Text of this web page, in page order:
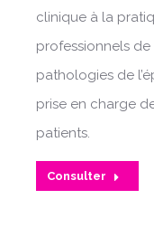
clinique à la
professionnels de
pathologies de
prise en charge
patients.
Consulter